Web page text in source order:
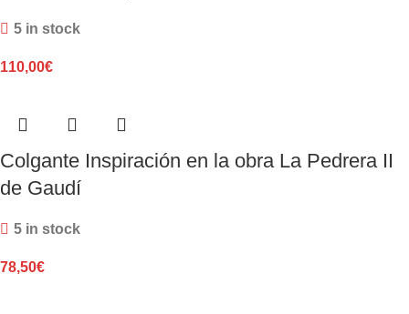
5 in stock
110,00€
Colgante Inspiración en la obra La Pedrera II
de Gaudí
5 in stock
78,50€